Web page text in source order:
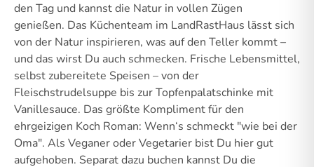
den Tag und kannst die Natur in vollen Zügen
genießen. Das Küchenteam im LandRastHaus lässt sich
von der Natur inspirieren, was auf den Teller kommt –
und das wirst Du auch schmecken. Frische Lebensmittel,
selbst zubereitete Speisen – von der
Fleischstrudelsuppe bis zur Topfenpalatschinke mit
Vanillesauce. Das größte Kompliment für den
ehrgeizigen Koch Roman: Wenn‘s schmeckt "wie bei der
Oma". Als Veganer oder Vegetarier bist Du hier gut
aufgehoben. Separat dazu buchen kannst Du die